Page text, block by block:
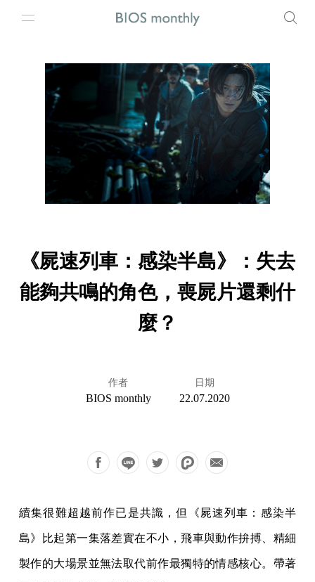
《屍速列車：感染半島》：失去
能夠共鳴的角色，喪屍片還剩什
麼？
作者
BIOS monthly
日期
22.07.2020
續集很難超越前作已是共識，但《屍速列車：感染半
島》比起第一集落差實在不小，飛車與動作拚搏、精細
製作的大場景並無法取代前作最獨特的情感核心。帶著